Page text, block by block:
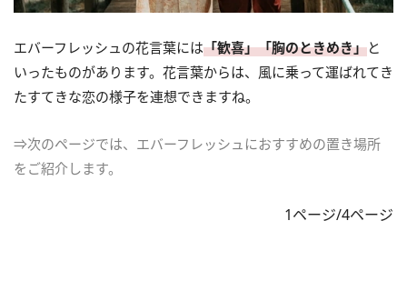
エバーフレッシュの花言葉には「歓喜」「胸のときめき」と
いったものがあります。花言葉からは、風に乗って運ばれてき
たすてきな恋の様子を連想できますね。
⇒次のページでは、エバーフレッシュにおすすめの置き場所
をご紹介します。
1ページ/4ページ